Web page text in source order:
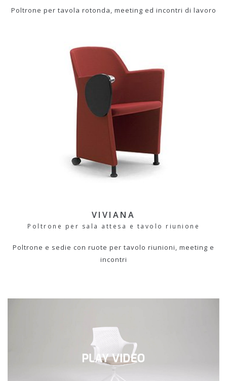
Poltrone per tavola rotonda, meeting ed incontri di lavoro
VIVIANA
Poltrone per sala attesa e tavolo riunione
Poltrone e sedie con ruote per tavolo riunioni, meeting e
incontri